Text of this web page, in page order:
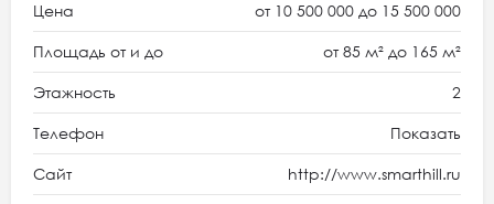
Цена от 10 500 000 до 15 500 000
Площадь от и до от 85 м² до 165 м²
Этажность 2
Телефон Показать
Сайт http://www.smarthill.ru